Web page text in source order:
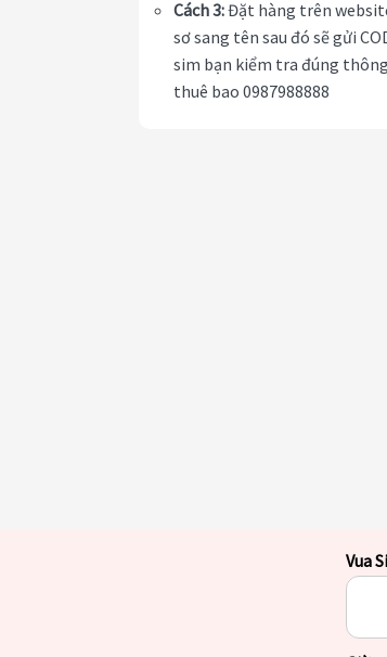
Cách 3:Đặt hàng trên
sơ sang tên sau đó sẽ gửi
sim bạn kiểm tra đúng
thuê bao 0987988888
Vua